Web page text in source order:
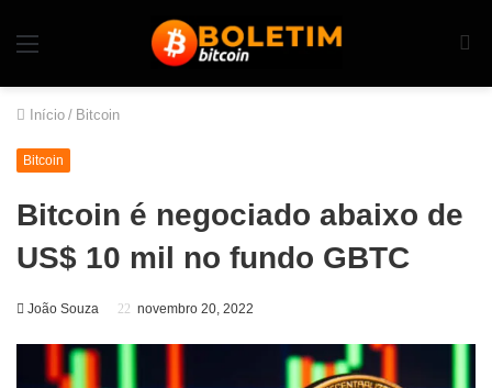
Início / Bitcoin
Bitcoin
Bitcoin é negociado abaixo de
US$ 10 mil no fundo GBTC
João Souza novembro 20, 2022